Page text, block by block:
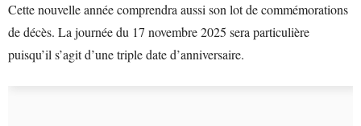
Cette nouvelle année comprendra aussi son lot de commémorations
de décès. La journée du 17 novembre 2025 sera particulière
puisqu’il s’agit d’une triple date d’anniversaire.